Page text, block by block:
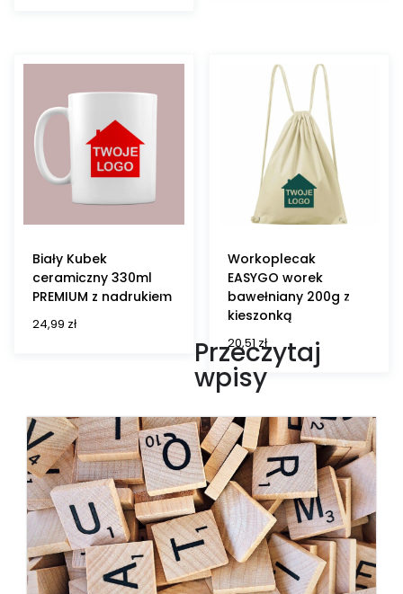
Biały Kubek
ceramiczny 330ml
PREMIUM z nadrukiem
24,99 zł
Workoplecak
EASYGO worek
bawełniany 200g z
kieszonką
20,51zł
Przeczytaj
wpisy